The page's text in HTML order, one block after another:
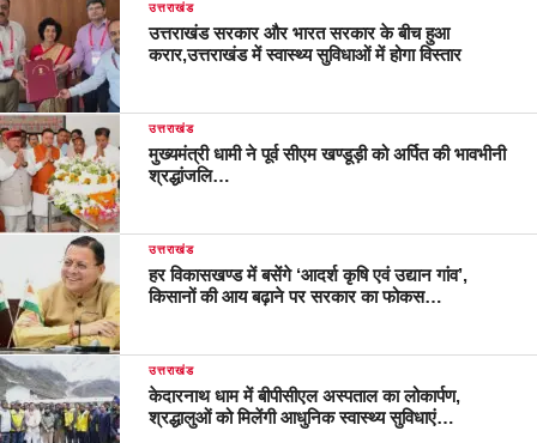
उत्तराखंड
उत्तराखंड सरकार और भारत सरकार के बीच हुआ
करार,उत्तराखंड में स्वास्थ्य सुविधाओं में होगा विस्तार
उत्तराखंड
मुख्यमंत्री धामी ने पूर्व सीएम खण्डूड़ी को अर्पित की भावभीनी
श्रद्धांजलि…
उत्तराखंड
हर विकासखण्ड में बसेंगे ‘आदर्श कृषि एवं उद्यान गांव’,
किसानों की आय बढ़ाने पर सरकार का फोकस…
उत्तराखंड
केदारनाथ धाम में बीपीसीएल अस्पताल का लोकार्पण,
श्रद्धालुओं को मिलेंगी आधुनिक स्वास्थ्य सुविधाएं…